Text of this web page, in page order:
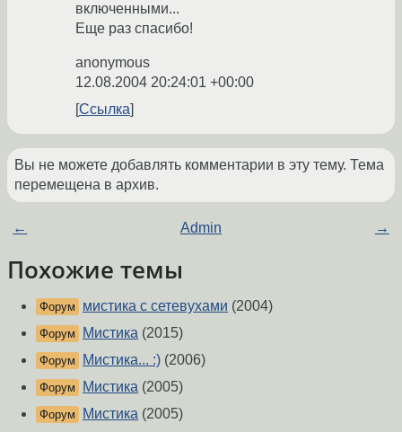
включенными...
Еще раз спасибо!
anonymous
12.08.2004 20:24:01 +00:00
Ссылка
Вы не можете добавлять комментарии в эту тему. Тема
перемещена в архив.
← Admin →
Похожие темы
Форум мистика с сетевухами (2004)
Форум Мистика (2015)
Форум Мистика... :) (2006)
Форум Мистика (2005)
Форум Мистика (2005)